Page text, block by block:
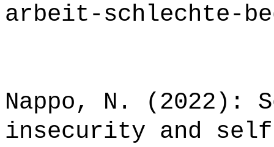
arbeit-schlechte-
Nappo, N. (2022):
insecurity and